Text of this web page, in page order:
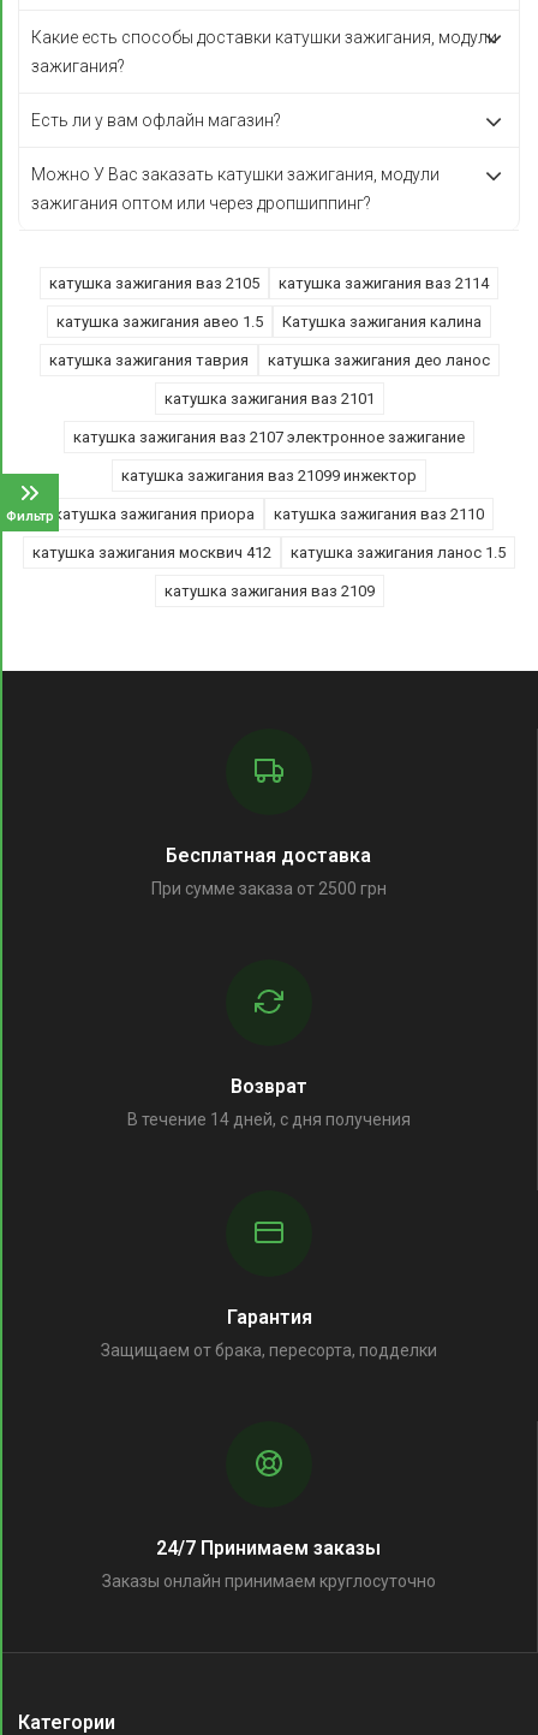
Фильтр
Какие есть способы доставки катушки зажигания, модули
зажигания?
Есть ли у вам офлайн магазин?
Можно У Вас заказать катушки зажигания, модули
зажигания оптом или через дропшиппинг?
катушка зажигания ваз 2105 катушка зажигания ваз 2114
катушка зажигания авео 1.5 Катушка зажигания калина
катушка зажигания таврия катушка зажигания део ланос
катушка зажигания ваз 2101
катушка зажигания ваз 2107 электронное зажигание
катушка зажигания ваз 21099 инжектор
катушка зажигания приора катушка зажигания ваз 2110
катушка зажигания москвич 412 катушка зажигания ланос 1.5
катушка зажигания ваз 2109
Бесплатная доставка
При сумме заказа от 2500 грн
Возврат
В течение 14 дней, с дня получения
Гарантия
Защищаем от брака, пересорта, подделки
24/7 Принимаем заказы
Заказы онлайн принимаем круглосуточно
Категории